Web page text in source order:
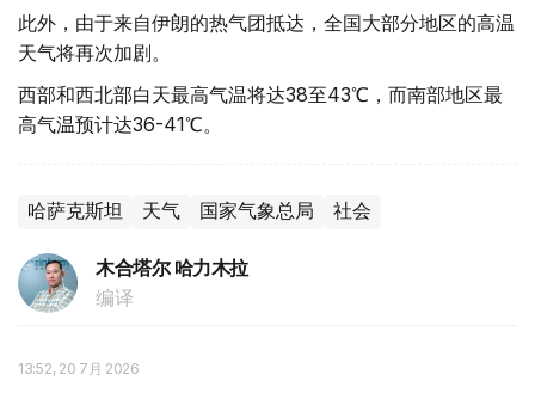
此外，由于来自伊朗的热气团抵达，全国大部分地区的高温
天气将再次加剧。
西部和西北部白天最高气温将达38至43℃，而南部地区最
高气温预计达36-41℃。
哈萨克斯坦 天气 国家气象总局 社会
木合塔尔 哈力木拉
编译
13:52, 20 7月 2026